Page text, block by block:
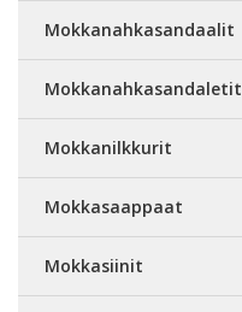
Mokkanahkasandaalit
Mokkanahkasandaletit
Mokkanilkkurit
Mokkasaappaat
Mokkasiinit